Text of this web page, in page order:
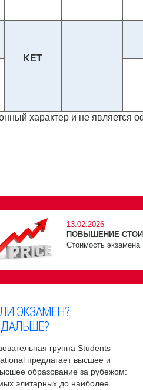
KET
характер и не является
13.02.2026
ПОВЫШЕНИЕ
Стоимость экзамена
ЭКЗАМЕН?
группа Students
предлагает высшее и
образование за рубежом:
элитарных до наиболее